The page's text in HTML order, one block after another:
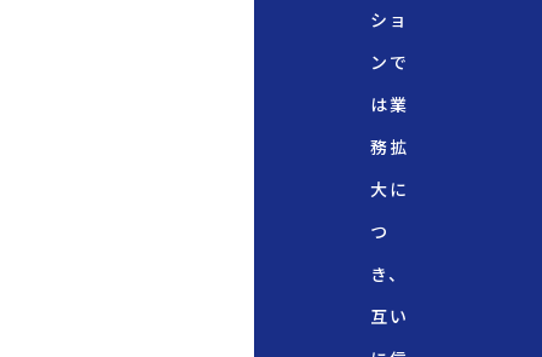
ショ
ンで
は業
務拡
大に
つ
き、
互い